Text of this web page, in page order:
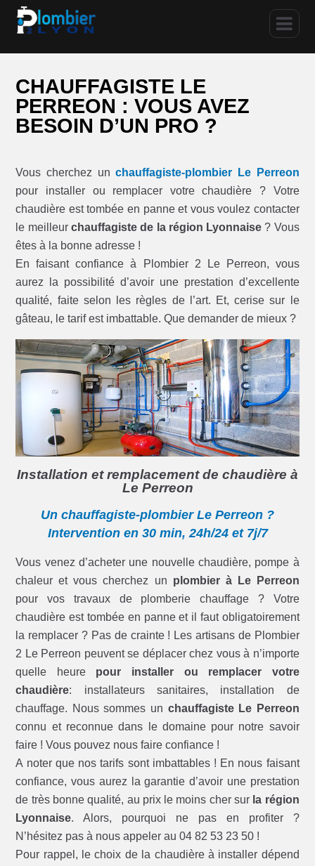
CHAUFFAGISTE LE
PERREON : VOUS AVEZ
BESOIN D’UN PRO ?
Vous cherchez unchauffagiste-plombier Le Perreon
pour installer ou remplacer votre chaudière ? Votre
chaudière est tombée en panne et vous voulez contacter
le meilleur chauffagiste de la région Lyonnaise ? Vous
êtes à la bonne adresse !
En faisant confiance à Plombier 2 Le Perreon, vous
aurez la possibilité d’avoir une prestation d’excellente
qualité, faite selon les règles de l’art. Et, cerise sur le
gâteau, le tarif est imbattable. Que demander de mieux ?
Installation et remplacement de chaudière à
Le Perreon
Un chauffagiste-plombier Le Perreon ?
Intervention en 30 min, 24h/24 et 7j/7
Vous venez d’acheter une nouvelle chaudière, pompe à
chaleur et vous cherchez un plombier à Le Perreon
pour vos travaux de plomberie chauffage ? Votre
chaudière est tombée en panne et il faut obligatoirement
la remplacer ? Pas de crainte ! Les artisans de Plombier
2 Le Perreon peuvent se déplacer chez vous à n’importe
quelle heure pour installer ou remplacer votre
chaudière: installateurs sanitaires, installation de
chauffage. Nous sommes un chauffagiste Le Perreon
connu et reconnue dans le domaine pour notre savoir
faire ! Vous pouvez nous faire confiance !
A noter que nos tarifs sont imbattables ! En nous faisant
confiance, vous aurez la garantie d’avoir une prestation
de très bonne qualité, au prix le moins cher sur la région
Lyonnaise. Alors, pourquoi ne pas en profiter ?
N’hésitez pas à nous appeler au 04 82 53 23 50 !
Pour rappel, le choix de la chaudière à installer dépend